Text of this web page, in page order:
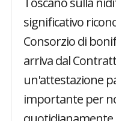
significativo
Consorzio di
arriva dal
un'attestazione
importante per